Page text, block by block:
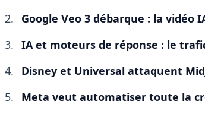
Google Veo 3 débarque : la vidéo
IA et moteurs de réponse : le
Disney et Universal attaquent
Meta veut automatiser toute la